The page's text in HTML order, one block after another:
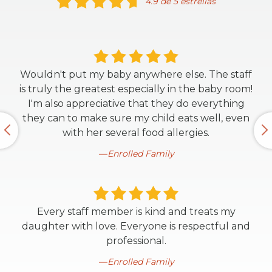
Wouldn't put my baby anywhere else. The staff
is truly the greatest especially in the baby room!
I'm also appreciative that they do everything
they can to make sure my child eats well, even
with her several food allergies.
Enrolled Family
Every staff member is kind and treats my
daughter with love. Everyone is respectful and
professional.
Enrolled Family